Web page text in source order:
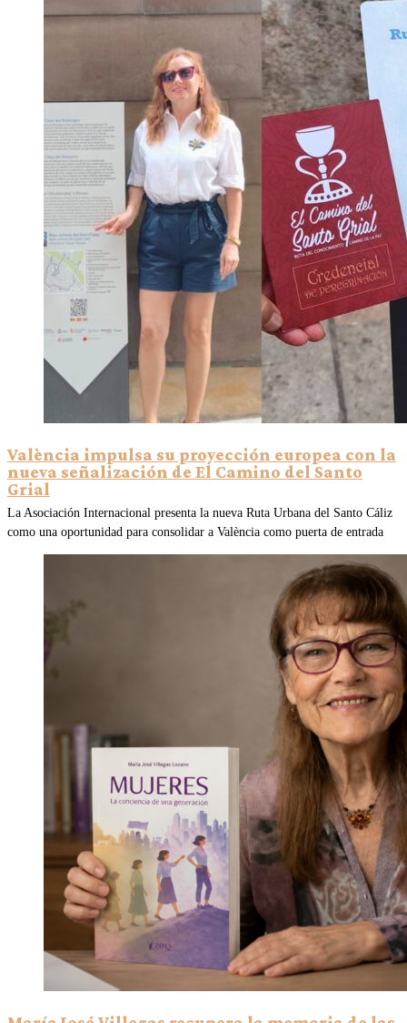
València impulsa su proyección europea con la
nueva señalización de El Camino del Santo
Grial
La Asociación Internacional presenta la nueva Ruta Urbana del Santo Cáliz
como una oportunidad para consolidar a València como puerta de entrada